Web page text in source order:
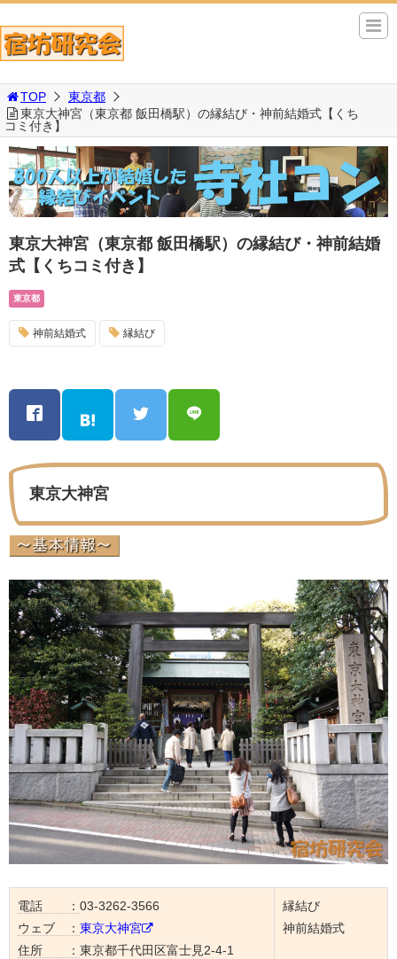
TOP
東京都
東京大神宮（東京都 飯田橋駅）の縁結び・神前結婚式【くち
コミ付き】
東京大神宮（東京都 飯田橋駅）の縁結び・神前結婚
式【くちコミ付き】
東京都
神前結婚式 縁結び
東京大神宮
電話 ： 03-3262-3566
ウェブ ： 東京大神宮
住所 ： 東京都千代田区富士見2-4-1
縁結び
神前結婚式